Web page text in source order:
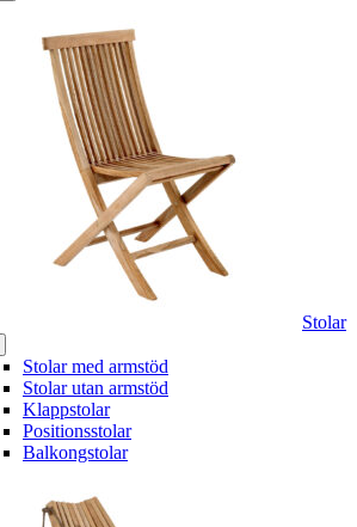
Stolar
Stolar med armstöd
Stolar utan armstöd
Klappstolar
Positionsstolar
Balkongstolar